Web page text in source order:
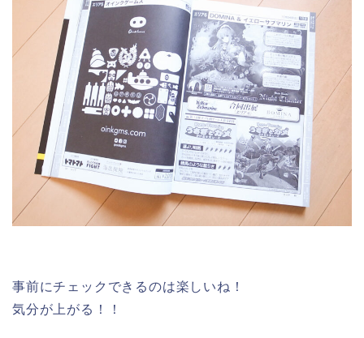
事前にチェックできるのは楽しいね！
気分が上がる！！